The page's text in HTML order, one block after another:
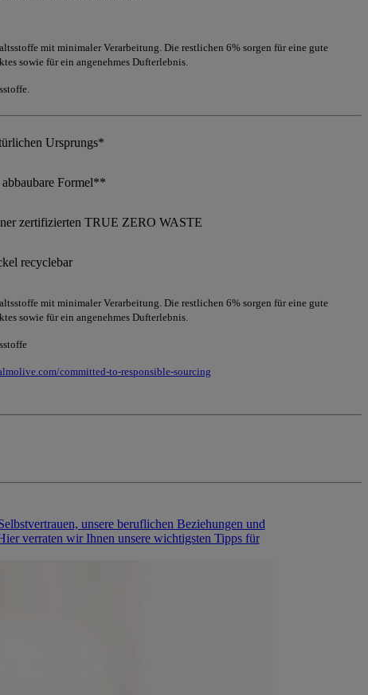
mit minimaler Verarbeitung. Die restlichen 6% sorgen für eine gute
sowie für ein angenehmes Dufterlebnis.
Ursprungs*
Formel**
zertifizierten TRUE ZERO WASTE
recyclebar
mit minimaler Verarbeitung. Die restlichen 6% sorgen für eine gute
sowie für ein angenehmes Dufterlebnis.
committed-to-responsible-sourcing
unsere beruflichen Beziehungen und
verraten wir Ihnen unsere wichtigsten Tipps für